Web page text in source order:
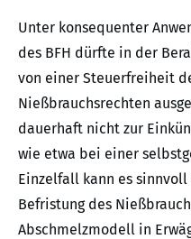
Unter konsequenter
des BFH dürfte in der
von einer Steuerfreiheit
Nießbrauchsrechten
dauerhaft nicht zur
wie etwa bei einer
Einzelfall kann es
Befristung des
Abschmelzmodell in